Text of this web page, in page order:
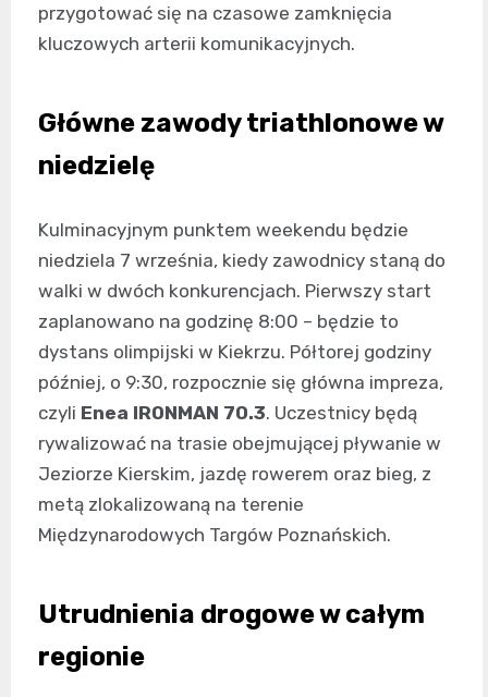
przygotować się na czasowe zamknięcia
kluczowych arterii komunikacyjnych.
Główne zawody triathlonowe w
niedzielę
Kulminacyjnym punktem weekendu będzie
niedziela 7 września, kiedy zawodnicy staną do
walki w dwóch konkurencjach. Pierwszy start
zaplanowano na godzinę 8:00 – będzie to
dystans olimpijski w Kiekrzu. Półtorej godziny
później, o 9:30, rozpocznie się główna impreza,
czyli Enea IRONMAN 70.3. Uczestnicy będą
rywalizować na trasie obejmującej pływanie w
Jeziorze Kierskim, jazdę rowerem oraz bieg, z
metą zlokalizowaną na terenie
Międzynarodowych Targów Poznańskich.
Utrudnienia drogowe w całym
regionie